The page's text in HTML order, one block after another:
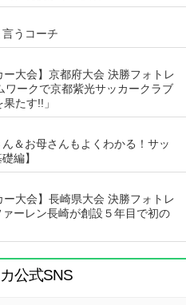
うコーチ
ー大会】京都府大会 決勝フォトレ
ワークで京都紫光サッカークラブ
たす!!」
＆お母さんもよくわかる！サッ
編】
ー大会】長崎県大会 決勝フォトレ
ーレン長崎が創設５年目で初の
公式SNS